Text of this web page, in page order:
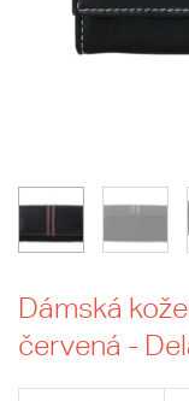
Dámská
červená -